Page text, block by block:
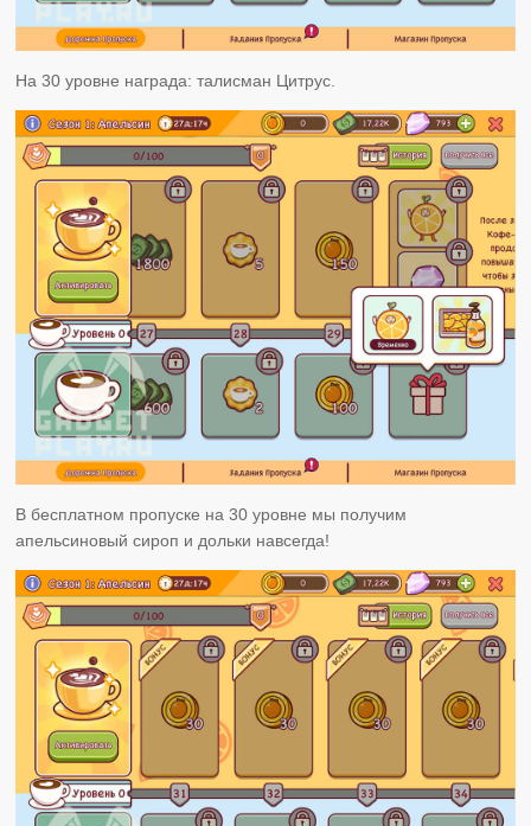
На 30 уровне награда: талисман Цитрус.
В бесплатном пропуске на 30 уровне мы получим
апельсиновый сироп и дольки навсегда!